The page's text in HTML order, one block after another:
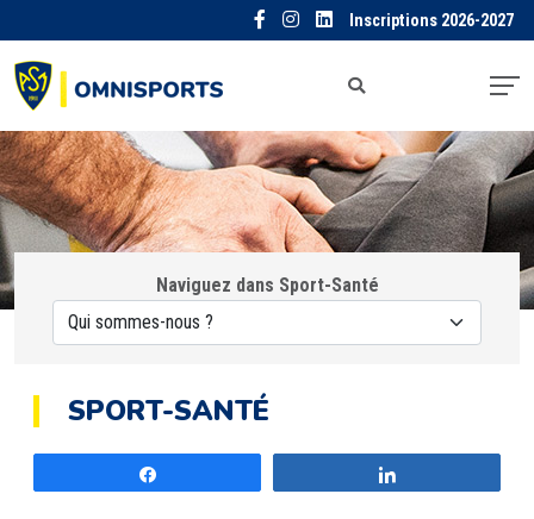
Inscriptions 2026-2027
Naviguez dans Sport-Santé
SPORT-SANTÉ